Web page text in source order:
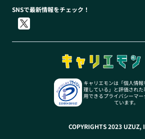
SNSで最新情報をチェック！
キャリエモンは「個人情
理している」と評価され
用できるプライバシーマー
ています。
COPYRIGHTS 2023 UZUZ,